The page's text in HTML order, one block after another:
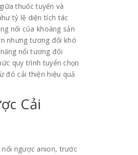
thuốc tuyển và
tỷ lệ diện tích tác
nổi của khoáng sản
nhưng tương đối khó
nổi tương đối
quy trình tuyển chọn
đó cải thiện hiệu quả
Cải
ngược anion, trước